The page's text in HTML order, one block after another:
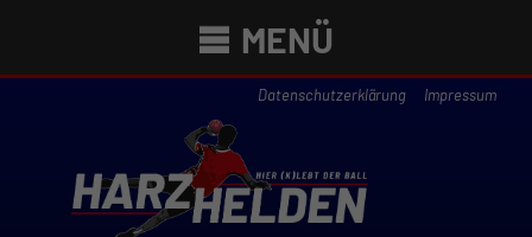
MENÜ
Datenschutzerklärung Impressum